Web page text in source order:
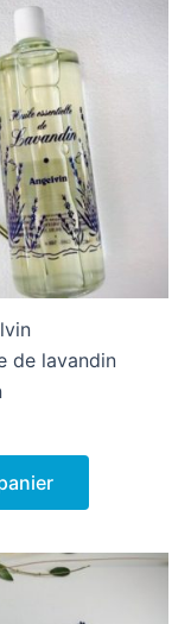
de lavandin